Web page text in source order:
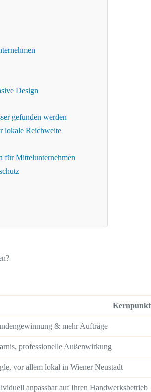
Design
gefunden werden
lokale Reichweite
für Mittelunternehmen
Kernpunkt
& mehr Aufträge
professionelle Außenwirkung
vor allem lokal in Wiener Neustadt
anpassbar auf Ihren Handwerksbetrieb